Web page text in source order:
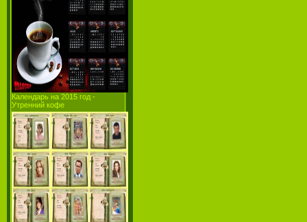
Календарь на 2015 год -
Утренний кофе